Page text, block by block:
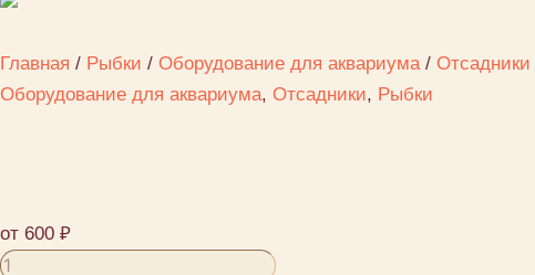
Главная / Рыбки / Оборудование для аквариума/ Отсадники
Оборудование для аквариума, Отсадники, Рыбки
от 600 ₽
Количество